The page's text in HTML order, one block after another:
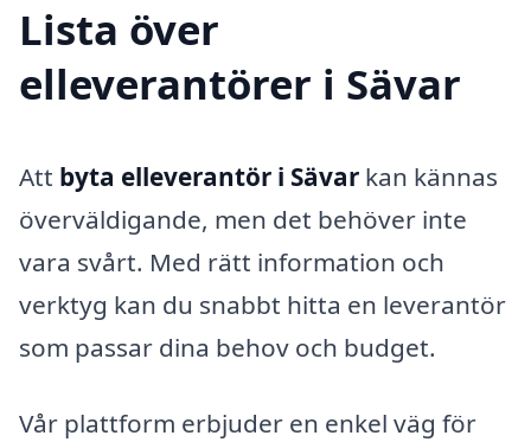
Lista över
elleverantörer i Sävar
Att byta elleverantör i Sävar kan kännas
överväldigande, men det behöver inte
vara svårt. Med rätt information och
verktyg kan du snabbt hitta en leverantör
som passar dina behov och budget.
Vår plattform erbjuder en enkel väg för